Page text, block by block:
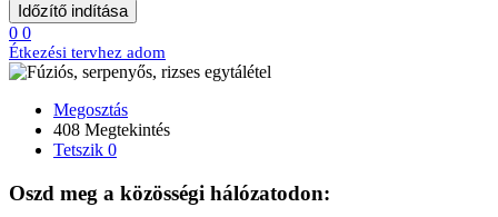
Időzítő indítása
0 0
Étkezési tervhez adom
Megosztás
408 Megtekintés
Tetszik 0
Oszd meg a közösségi hálózatodon: